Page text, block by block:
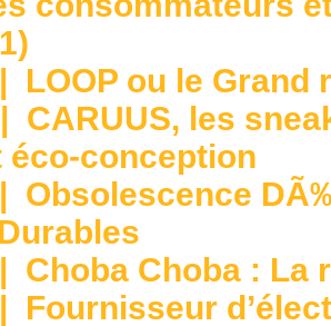
| LOOP ou le Grand
| CARUUS, les
éco-conception
| Obsolescence
| Choba Choba : La
| Fournisseur